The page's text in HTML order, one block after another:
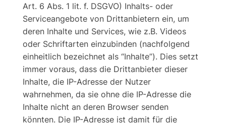
Art. 6 Abs. 1 lit. f. DSGVO) Inhalts- oder
Serviceangebote von Drittanbietern ein, um
deren Inhalte und Services, wie z.B. Videos
oder Schriftarten einzubinden (nachfolgend
einheitlich bezeichnet als “Inhalte”). Dies setzt
immer voraus, dass die Drittanbieter dieser
Inhalte, die IP-Adresse der Nutzer
wahrnehmen, da sie ohne die IP-Adresse die
Inhalte nicht an deren Browser senden
könnten. Die IP-Adresse ist damit für die